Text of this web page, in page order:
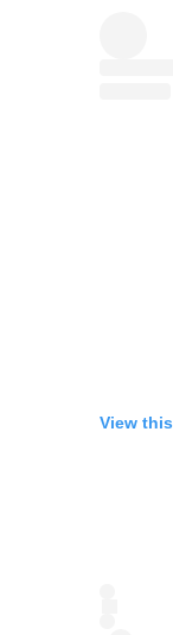
View